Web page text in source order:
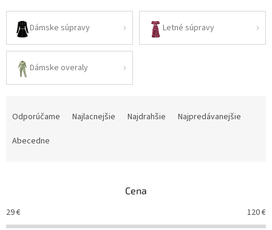
Dámske súpravy Letné súpravy
Dámske overaly
r
o
Odporúčame Najlacnejšie Najdrahšie
Najpredávanejšie
Abecedne
Cena
29€ 120€